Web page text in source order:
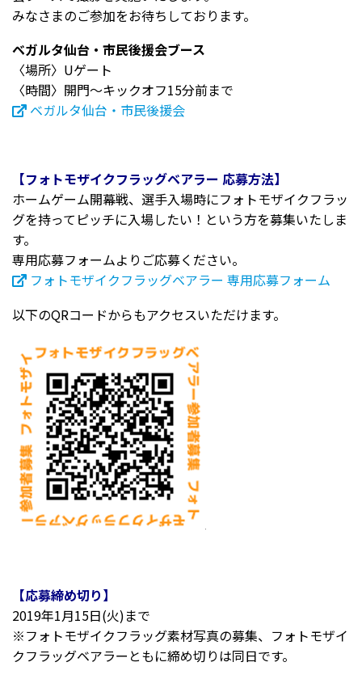
みなさまのご参加をお待ちしております。
ベガルタ仙台・市民後援会ブース
〈場所〉Uゲート
〈時間〉開門～キックオフ15分前まで
ベガルタ仙台・市民後援会
【フォトモザイクフラッグベアラー 応募方法】
ホームゲーム開幕戦、選手入場時にフォトモザイクフラッ
グを持ってピッチに入場したい！という方を募集いたしま
す。
専用応募フォームよりご応募ください。
フォトモザイクフラッグベアラー 専用応募フォーム
以下のQRコードからもアクセスいただけます。
【応募締め切り】
2019年1月15日(火)まで
※フォトモザイクフラッグ素材写真の募集、フォトモザイ
クフラッグベアラーともに締め切りは同日です。